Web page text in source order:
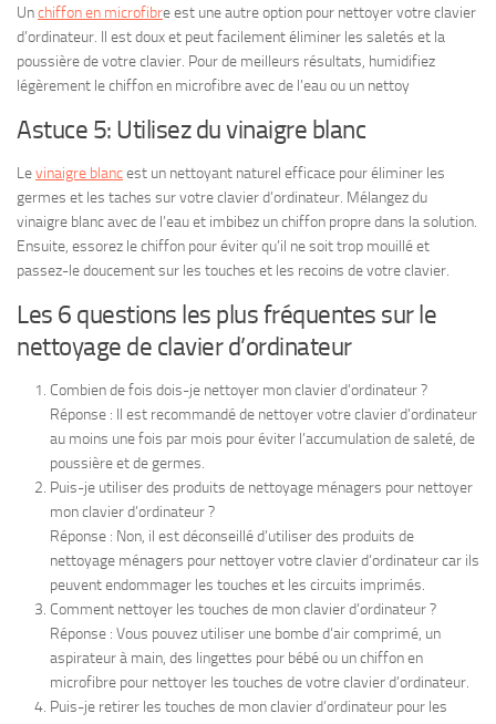
Unchiffon en microfibre est une autre option pour nettoyer votre clavier
d’ordinateur. Il est doux et peut facilement éliminer les saletés et la
poussière de votre clavier. Pour de meilleurs résultats, humidifiez
légèrement le chiffon en microfibre avec de l’eau ou un nettoy
Astuce 5: Utilisez du vinaigre blanc
Levinaigre blancest un nettoyant naturel efficace pour éliminer les
germes et les taches sur votre clavier d’ordinateur. Mélangez du
vinaigre blanc avec de l’eau et imbibez un chiffon propre dans la solution.
Ensuite, essorez le chiffon pour éviter qu’il ne soit trop mouillé et
passez-le doucement sur les touches et les recoins de votre clavier.
Les 6 questions les plus fréquentes sur le
nettoyage de clavier d’ordinateur
Combien de fois dois-je nettoyer mon clavier d’ordinateur ?
Réponse : Il est recommandé de nettoyer votre clavier d’ordinateur
au moins une fois par mois pour éviter l’accumulation de saleté, de
poussière et de germes.
Puis-je utiliser des produits de nettoyage ménagers pour nettoyer
mon clavier d’ordinateur ?
Réponse : Non, il est déconseillé d’utiliser des produits de
nettoyage ménagers pour nettoyer votre clavier d’ordinateur car ils
peuvent endommager les touches et les circuits imprimés.
Comment nettoyer les touches de mon clavier d’ordinateur ?
Réponse : Vous pouvez utiliser une bombe d’air comprimé, un
aspirateur à main, des lingettes pour bébé ou un chiffon en
microfibre pour nettoyer les touches de votre clavier d’ordinateur.
Puis-je retirer les touches de mon clavier d’ordinateur pour les